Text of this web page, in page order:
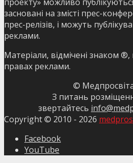
засновані на змісті прес-
прес-релізів, і можуть
реклами.
Матеріали, відмічені знаком ®,
правах реклами.
©
З питань
звертайтесь
Copyright © 2010 - 2026
Facebook
YouTube